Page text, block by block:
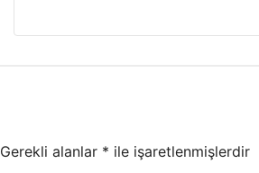
Gerekli alanlar * ile işaretlenmişlerdir